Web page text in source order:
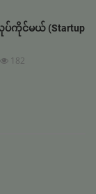
ကိုင်မယ် (Startup
182